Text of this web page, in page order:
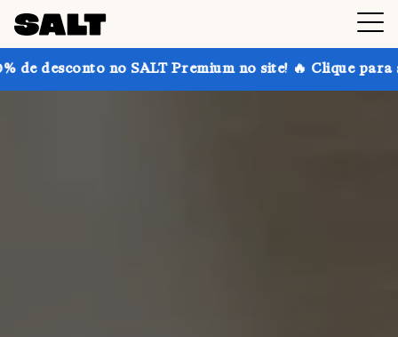
no SALT Premium no site! 🔥 Clique para saber mais